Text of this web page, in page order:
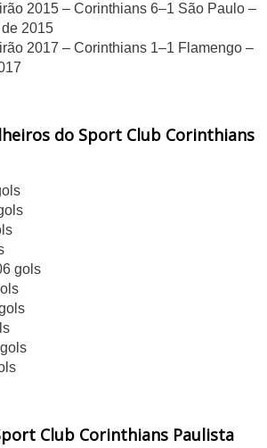
2015 – Corinthians 6–1 São Paulo –
2015
2017 – Corinthians 1–1 Flamengo –
do Sport Club Corinthians
gols
Club Corinthians Paulista